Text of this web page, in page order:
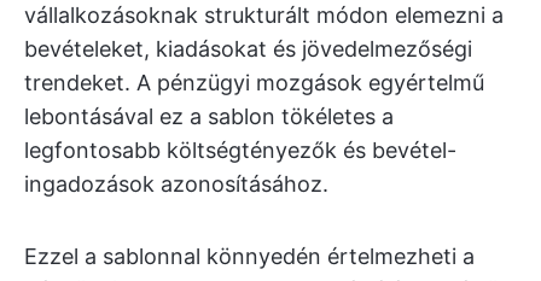
vállalkozásoknak strukturált módon elemezni a
bevételeket, kiadásokat és jövedelmezőségi
trendeket. A pénzügyi mozgások egyértelmű
lebontásával ez a sablon tökéletes a
legfontosabb költségtényezők és bevétel-
ingadozások azonosításához.
Ezzel a sablonnal könnyedén értelmezheti a